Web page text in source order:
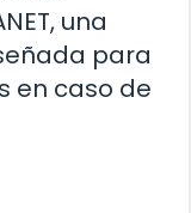
una
para
en caso de